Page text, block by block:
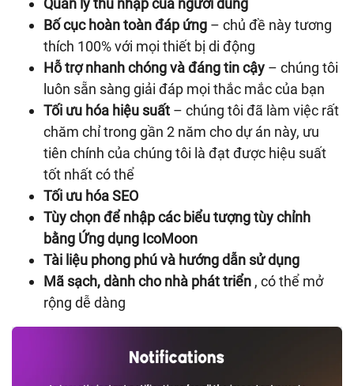
Quản lý thu nhập của người dùng
Bố cục hoàn toàn đáp ứng – chủ đề này tương
thích 100% với mọi thiết bị di động
Hỗ trợ nhanh chóng và đáng tin cậy – chúng tôi
luôn sẵn sàng giải đáp mọi thắc mắc của bạn
Tối ưu hóa hiệu suất – chúng tôi đã làm việc rất
chăm chỉ trong gần 2 năm cho dự án này, ưu
tiên chính của chúng tôi là đạt được hiệu suất
tốt nhất có thể
Tối ưu hóa SEO
Tùy chọn để nhập các biểu tượng tùy chỉnh
bằng Ứng dụng IcoMoon
Tài liệu phong phú và hướng dẫn sử dụng
Mã sạch, dành cho nhà phát triển , có thể mở
rộng dễ dàng